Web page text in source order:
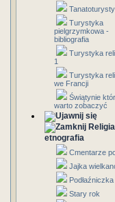
Turystyka
pielgrzymkowa -
bibliografia
Turystyka
1
Turystyka
we Francji
Świątynie
warto zobaczyć
etnografia
Cmentarze
Jajka
Podłaźniczka
Stary rok